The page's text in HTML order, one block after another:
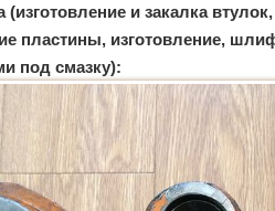
и закалка
пластины, изготовление,
под смазку):